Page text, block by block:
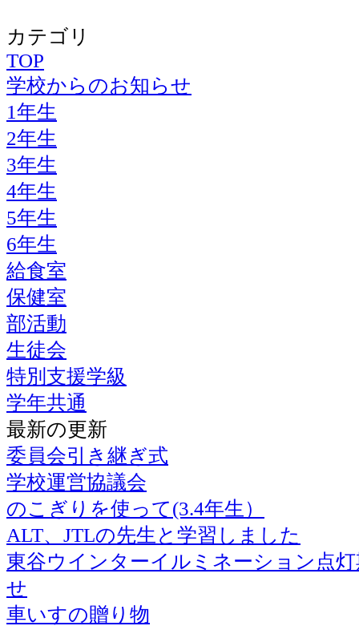
カテゴリ
TOP
学校からのお知らせ
1年生
2年生
3年生
4年生
5年生
6年生
給食室
保健室
部活動
生徒会
特別支援学級
学年共通
最新の更新
委員会引き継ぎ式
学校運営協議会
のこぎりを使って(3.4年生）
ALT、JTLの先生と学習しました
東谷ウインターイルミネーション点
せ
車いすの贈り物